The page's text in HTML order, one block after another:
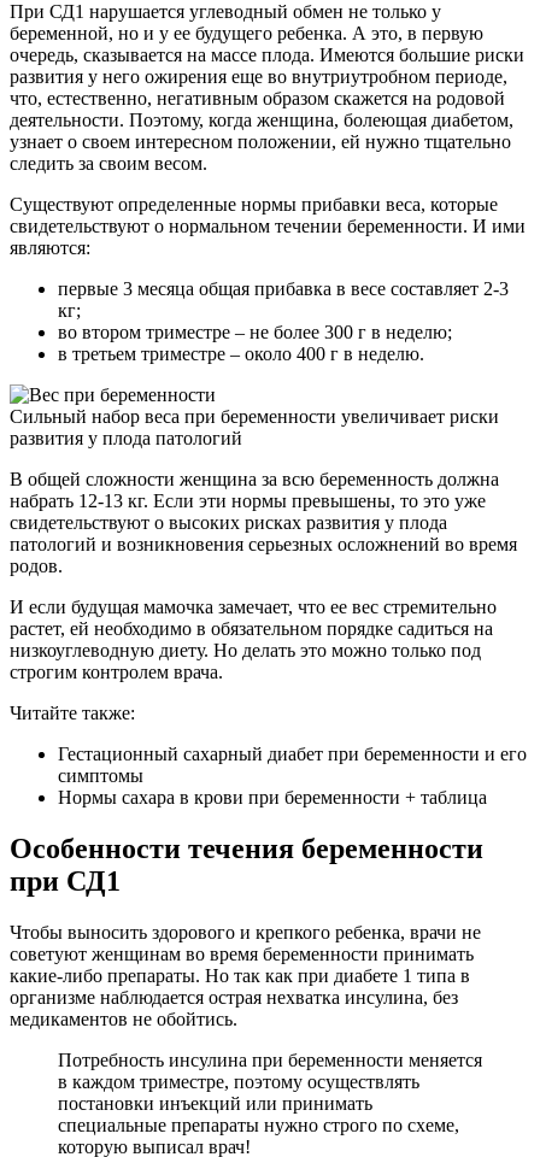
При СД1 нарушается углеводный обмен не только у
беременной, но и у ее будущего ребенка. А это, в первую
очередь, сказывается на массе плода. Имеются большие риски
развития у него ожирения еще во внутриутробном периоде,
что, естественно, негативным образом скажется на родовой
деятельности. Поэтому, когда женщина, болеющая диабетом,
узнает о своем интересном положении, ей нужно тщательно
следить за своим весом.
Существуют определенные нормы прибавки веса, которые
свидетельствуют о нормальном течении беременности. И ими
являются:
первые 3 месяца общая прибавка в весе составляет 2-3
кг;
во втором триместре – не более 300 г в неделю;
в третьем триместре – около 400 г в неделю.
Сильный набор веса при беременности увеличивает риски
развития у плода патологий
В общей сложности женщина за всю беременность должна
набрать 12-13 кг. Если эти нормы превышены, то это уже
свидетельствуют о высоких рисках развития у плода
патологий и возникновения серьезных осложнений во время
родов.
И если будущая мамочка замечает, что ее вес стремительно
растет, ей необходимо в обязательном порядке садиться на
низкоуглеводную диету. Но делать это можно только под
строгим контролем врача.
Читайте также:
Гестационный сахарный диабет при беременности и его
симптомы
Нормы сахара в крови при беременности + таблица
Особенности течения беременности
при СД1
Чтобы выносить здорового и крепкого ребенка, врачи не
советуют женщинам во время беременности принимать
какие-либо препараты. Но так как при диабете 1 типа в
организме наблюдается острая нехватка инсулина, без
медикаментов не обойтись.
Потребность инсулина при беременности меняется
в каждом триместре, поэтому осуществлять
постановки инъекций или принимать
специальные препараты нужно строго по схеме,
которую выписал врач!